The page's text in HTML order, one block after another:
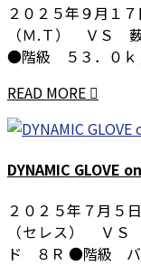
２０２５年９月１
（Ｍ.Ｔ） ＶＳ
●階級 ５３．０ｋ
READ MORE
DYNAMIC GLOVE
２０２５年７月
（セレス） Ｖ
ド ８Ｒ ●階級 バ